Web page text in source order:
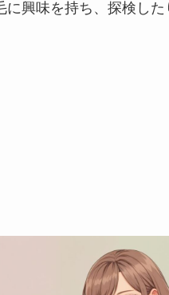
興味を持ち、探検した